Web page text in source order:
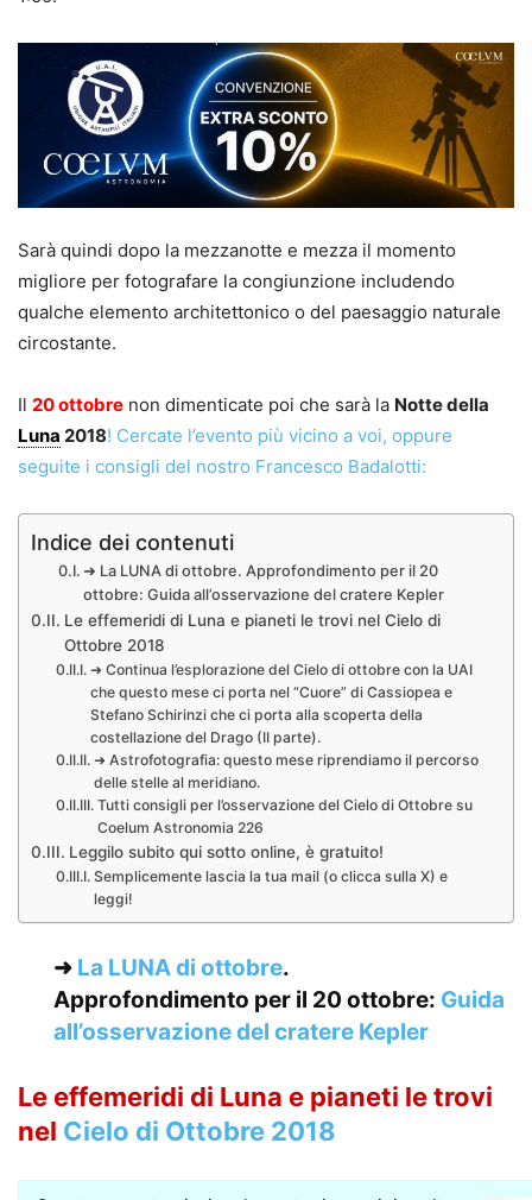
Sarà quindi dopo la mezzanotte e mezza il momento
migliore per fotografare la congiunzione includendo
qualche elemento architettonico o del paesaggio naturale
circostante.
Il 20 ottobre non dimenticate poi che sarà la Notte della
Luna 2018! Cercate l’evento più vicino a voi, oppure
seguite i consigli del nostro Francesco Badalotti:
Indice dei contenuti
➜ La LUNA di ottobre. Approfondimento per il 20
ottobre: Guida all’osservazione del cratere Kepler
Le effemeridi di Luna e pianeti le trovi nel Cielo di
Ottobre 2018
➜ Continua l’esplorazione del Cielo di ottobre con la UAI
che questo mese ci porta nel “Cuore” di Cassiopea e
Stefano Schirinzi che ci porta alla scoperta della
costellazione del Drago (II parte).
➜ Astrofotografia: questo mese riprendiamo il percorso
delle stelle al meridiano.
Tutti consigli per l’osservazione del Cielo di Ottobre su
Coelum Astronomia 226
Leggilo subito qui sotto online, è gratuito!
Semplicemente lascia la tua mail (o clicca sulla X) e
leggi!
➜ La LUNA di ottobre.
Approfondimento per il 20 ottobre: Guida
all’osservazione del cratere Kepler
Le effemeridi di Luna e pianeti le trovi
nel Cielo di Ottobre 2018